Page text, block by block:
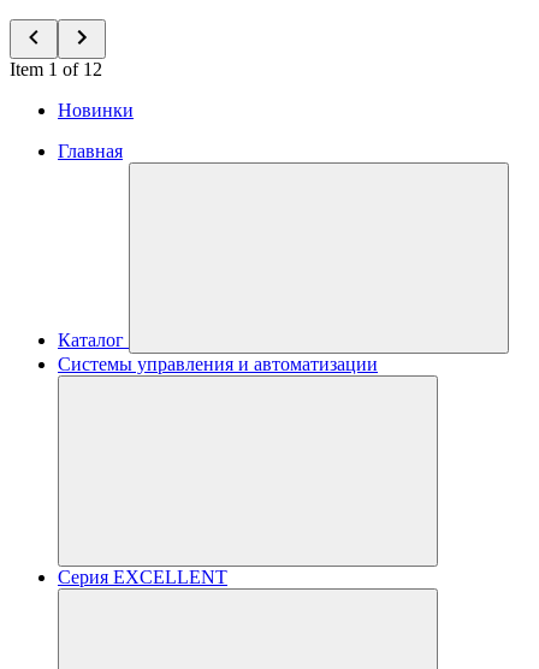
Item 1 of 12
Новинки
Главная
Каталог
Системы управления и автоматизации
Серия EXCELLENT